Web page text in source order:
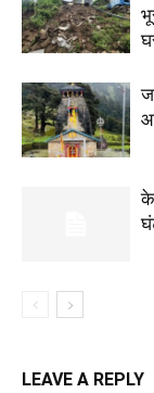
LEAVE A REPLY